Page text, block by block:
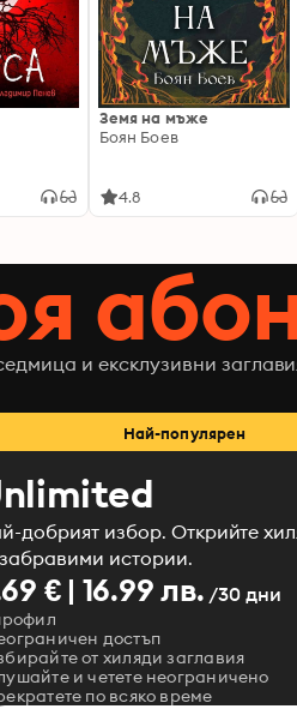
Земя на мъже
Боян Боев
4.8
и ексклузивни
Най-популярен
добрият избор. Открийте
истории.
€ | 16.99 лв. /30 дни
достъп
от хиляди заглавия
и четете неограничено
по всяко време